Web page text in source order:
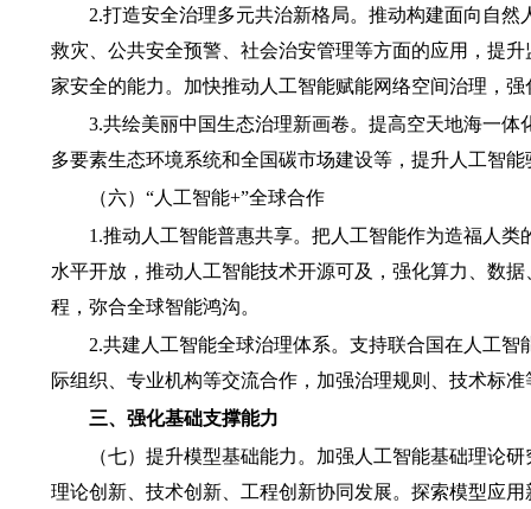
2.打造安全治理多元共治新格局。 推动构建面向自然
救灾、公共安全预警、社会治安管理等方面的应用，提
家安全的能力。加快推动人工智能赋能网络空间治理，
3.共绘美丽中国生态治理新画卷。 提高空天地海一体
多要素生态环境系统和全国碳市场建设等，提升人工智
（六）“人工智能+”全球合作
1.推动人工智能普惠共享。 把人工智能作为造福人类
水平开放，推动人工智能技术开源可及，强化算力、数
程，弥合全球智能鸿沟。
2.共建人工智能全球治理体系。 支持联合国在人工智
际组织、专业机构等交流合作，加强治理规则、技术标
三、强化基础支撑能力
（七）提升模型基础能力。 加强人工智能基础理论
理论创新、技术创新、工程创新协同发展。探索模型应